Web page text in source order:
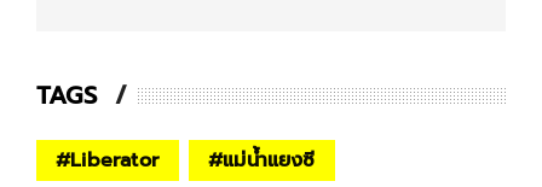
TAGS
#Liberator #แม่น้ำแยงซี